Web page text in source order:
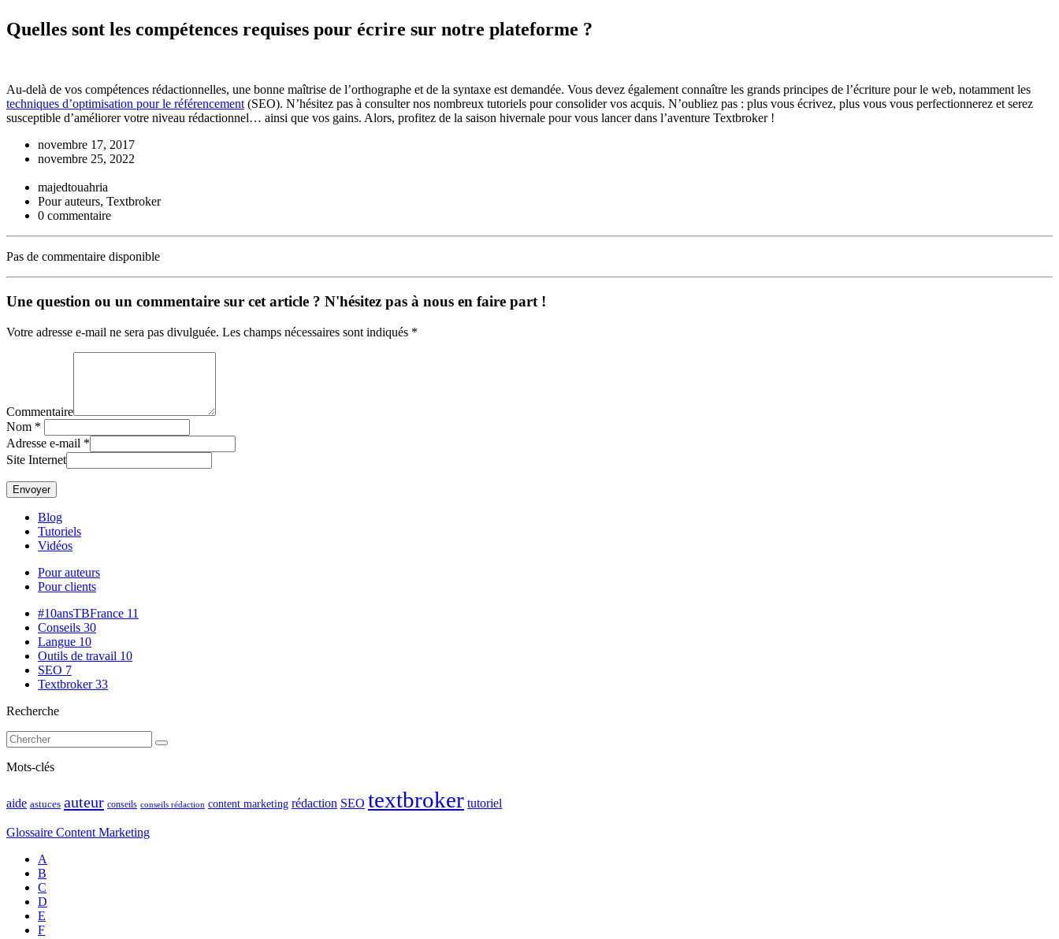
Quelles sont les compétences requises pour écrire sur notre plateforme ?
Au-delà de vos compétences rédactionnelles, une bonne maîtrise de l’orthographe et de la syntaxe est demandée. Vous devez également connaître les grands principes de l’écriture pour le web, notamment les
techniques d’optimisation pour le référencement (SEO). N’hésitez pas à consulter nos nombreux tutoriels pour consolider vos acquis. N’oubliez pas : plus vous écrivez, plus vous vous perfectionnerez et serez
susceptible d’améliorer votre niveau rédactionnel… ainsi que vos gains. Alors, profitez de la saison hivernale pour vous lancer dans l’aventure Textbroker !
novembre 17, 2017
novembre 25, 2022
majedtouahria
Pour auteurs, Textbroker
0 commentaire
Pas de commentaire disponible
Une question ou un commentaire sur cet article ? N'hésitez pas à nous en faire part !
Votre adresse e-mail ne sera pas divulguée. Les champs nécessaires sont indiqués *
Commentaire
Nom *
Adresse e-mail *
Site Internet
Blog
Tutoriels
Vidéos
Pour auteurs
Pour clients
#10ansTBFrance 11
Conseils 30
Langue 10
Outils de travail 10
SEO 7
Textbroker33
Recherche
Mots-clés
aide astuces auteur conseils conseils rédaction content marketing rédaction SEO textbroker tutoriel
Glossaire Content Marketing
A
B
C
D
E
F